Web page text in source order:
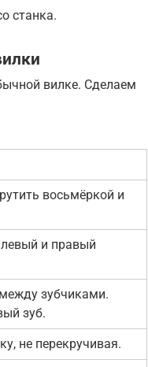
станка.
вилке. Сделаем
восьмёркой и
и правый
зубчиками.
зуб.
не перекручивая.